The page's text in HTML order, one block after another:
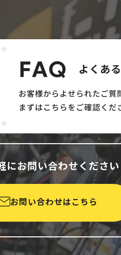
にお問い合わせください
お問い合わせはこちら